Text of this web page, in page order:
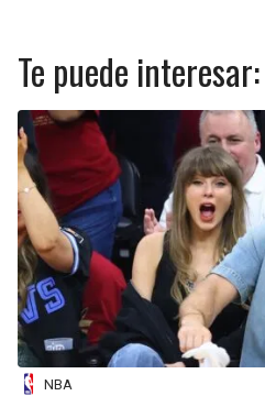
Te puede interesar:
NBA